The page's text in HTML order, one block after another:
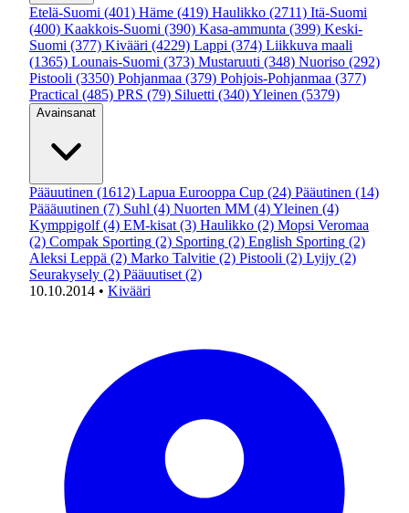
Etelä-Suomi (401) Häme (419) Haulikko (2711) Itä-Suomi
(400) Kaakkois-Suomi (390) Kasa-ammunta (399) Keski-
Suomi (377) Kivääri (4229) Lappi (374) Liikkuva maali
(1365) Lounais-Suomi (373) Mustaruuti (348) Nuoriso (292)
Pistooli (3350) Pohjanmaa (379) Pohjois-Pohjanmaa (377)
Practical (485) PRS (79) Siluetti (340)Yleinen (5379)
Avainsanat
Pääuutinen (1612) Lapua Eurooppa Cup (24) Pääutinen (14)
Päääuutinen (7) Suhl (4) Nuorten MM (4)Yleinen (4)
Kymppigolf (4) EM-kisat (3) Haulikko (2) Mopsi Veromaa
(2) Compak Sporting (2) Sporting (2) English Sporting (2)
Aleksi Leppä (2) Marko Talvitie (2) Pistooli (2) Lyijy (2)
Seurakysely (2) Pääuutiset (2)
10.10.2014 • Kivääri